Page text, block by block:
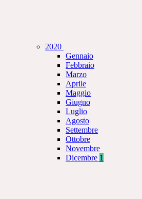
2020
Gennaio
Febbraio
Marzo
Aprile
Maggio
Giugno
Luglio
Agosto
Settembre
Ottobre
Novembre
Dicembre 1